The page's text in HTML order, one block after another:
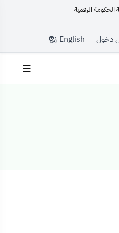
الرقمية
دخول English